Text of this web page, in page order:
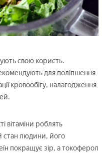
свою користь.
для поліпшення
кровообігу, налагодження
вітаміни роблять
стан людини, його
покращує зір, а токоферол